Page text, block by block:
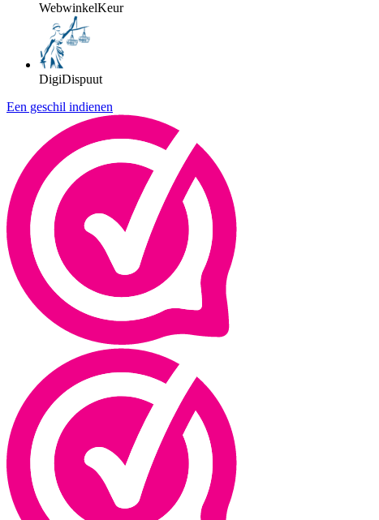
WebwinkelKeur
DigiDispuut
Een geschil indienen